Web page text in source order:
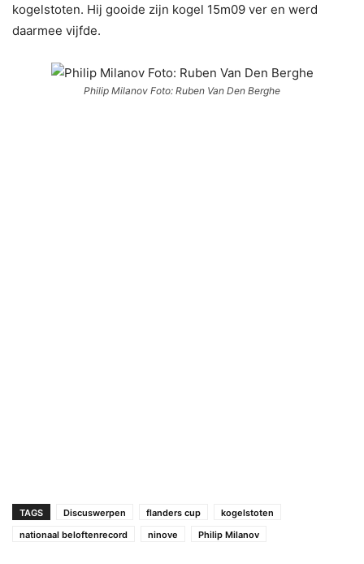
kogelstoten. Hij gooide zijn kogel 15m09 ver en werd
daarmee vijfde.
Philip Milanov Foto: Ruben Van Den Berghe
TAGS Discuswerpen flanders cup
kogelstoten
nationaal beloftenrecord
ninove Philip Milanov